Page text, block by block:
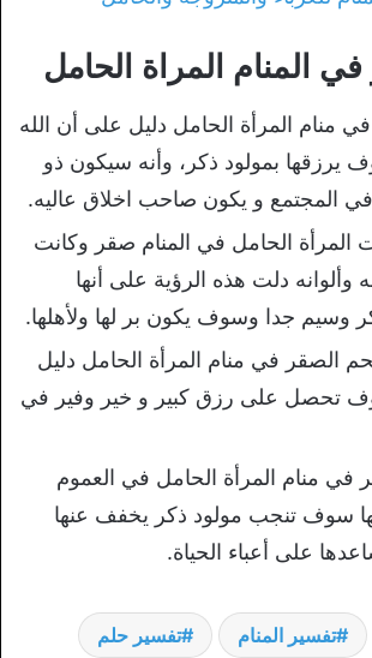
المنام المراة الحامل
منام المرأة الحامل دليل على أن الله
بمولود ذكر، وأنه سيكون ذو
المجتمع و يكون صاحب اخلاق عاليه.
المرأة الحامل في المنام صقر وكانت
وألوانه دلت هذه الرؤية على أنها
وسيم جدا وسوف يكون بر لها ولأهلها.
الصقر في منام المرأة الحامل دليل
تحصل على رزق كبير و خير وفير في
في منام المرأة الحامل في العموم
سوف تنجب مولود ذكر يخفف عنها
على أعباء الحياة.
تفسير المنام تفسير حلم